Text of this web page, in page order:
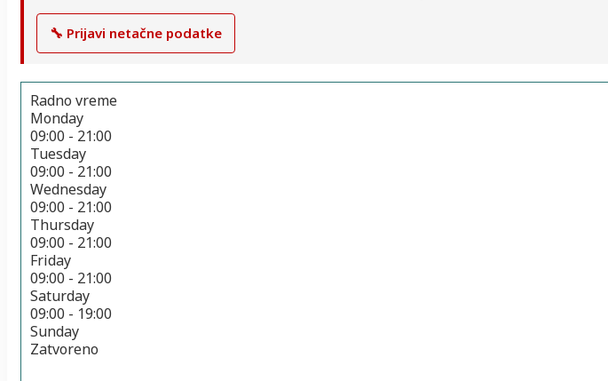
🔧 Prijavi netačne podatke
Radno vreme
Monday
09:00 - 21:00
Tuesday
09:00 - 21:00
Wednesday
09:00 - 21:00
Thursday
09:00 - 21:00
Friday
09:00 - 21:00
Saturday
09:00 - 19:00
Sunday
Zatvoreno